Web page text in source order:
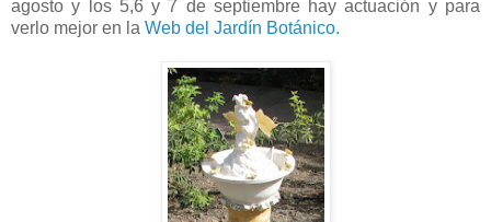
agosto y los 5,6 y 7 de septiembre hay actuación y para
verlo mejor en la Web del Jardín Botánico.